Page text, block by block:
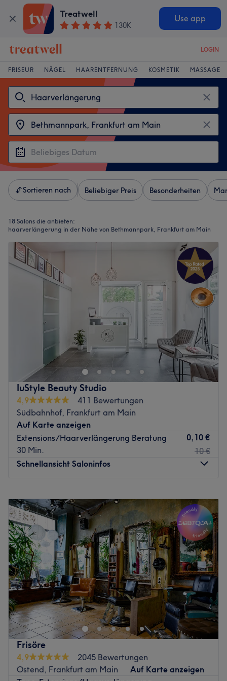
Treatwell
130K
Use app
LOGIN
FRISEUR NÄGEL HAARENTFERNUNG KOSMETIK MASSAGE
Sortieren nach Beliebiger Preis Besonderheiten
18 Salons die anbieten:
haarverlängerung in der Nähe von Bethmannpark, Frankfurt am Main
IuStyle Beauty Studio
4,9
411 Bewertungen
Südbahnhof, Frankfurt am Main
Auf Karte anzeigen
Extensions/Haarverlängerung Beratung
30 Min.
0,10 €
10 €
Schnellansicht Saloninfos
Dienstag
–18:00
Mittwoch
10:00 18:00
Donnerstag
10:00–18:00
Freitag
10:00 – 18:00
Samstag
10:00
18:00
Sonntag
Geschlossen
Weil die Augen das Tor zur Seele sind, steht das
Kosmetikstudio IuStyle Beauty Studio in Frankfurt am
Main, Südbahnhof für Qualität und ganzheitliche
Lösungen – für Schönheit und Wohlbefinden! Buche
deinen Wunschtermin ganz einfach und schnell online mit
Treatwell und freu dich schon jetzt auf dein Strahlen!
Weshalb IuStyle Beauty Studio bei seiner Kundschaft
Frisöre
4,9
2045 Bewertungen
Ostend, Frankfurt am Main
Auf Karte anzeigen